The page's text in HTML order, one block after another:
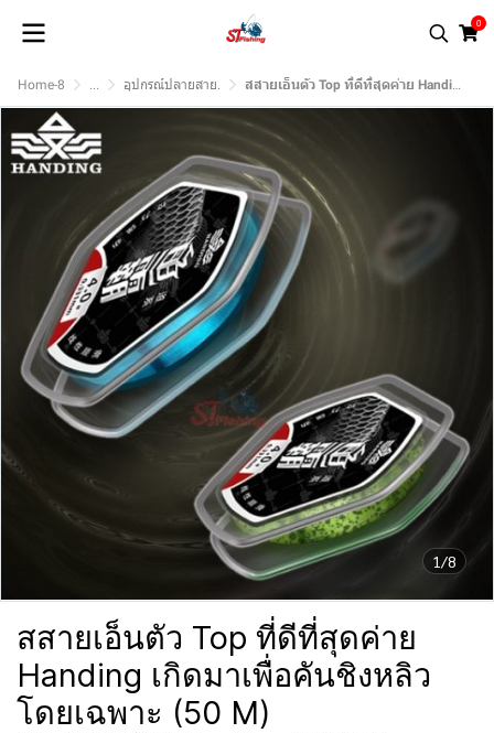
0
Home-8 ... อุปกรณ์ปลายสาย. สสายเอ็นตัว Top ที่ดีที่สุดค่าย Handing เกิดมาเพื่อคันชิงหลิวโดยเฉพาะ (50 M)
1/8
สสายเอ็นตัว Top ที่ดีที่สุดค่าย
Handing เกิดมาเพื่อคันชิงหลิว
โดยเฉพาะ (50 M)